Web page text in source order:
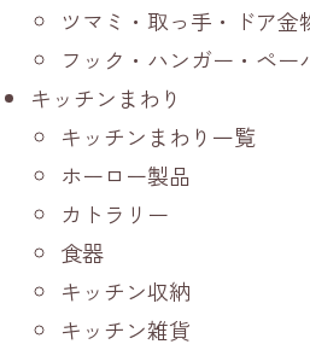
ツマミ・取っ手・ドア金
フック・ハンガー・ペー
キッチンまわり
キッチンまわり一覧
ホーロー製品
カトラリー
食器
キッチン収納
キッチン雑貨